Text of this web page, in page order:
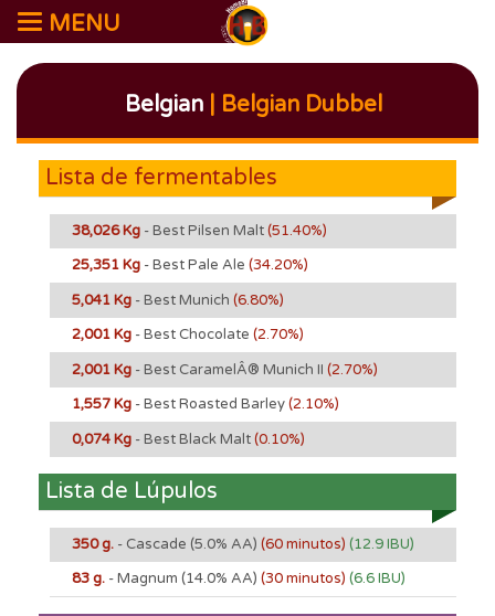
MENU
Belgian| Belgian Dubbel
Lista de fermentables
38,026 Kg - Best Pilsen Malt(51.40%)
25,351 Kg - Best Pale Ale (34.20%)
5,041 Kg - Best Munich (6.80%)
2,001 Kg - Best Chocolate (2.70%)
2,001 Kg - Best CaramelÂ® Munich II (2.70%)
1,557 Kg - Best Roasted Barley(2.10%)
0,074 Kg - Best Black Malt(0.10%)
Lista de Lúpulos
350 g. - Cascade (5.0% AA) (60 minutos) (12.9 IBU)
83 g. - Magnum (14.0% AA) (30 minutos) (6.6 IBU)